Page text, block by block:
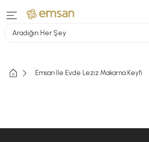
Aradığın Her Şey
Emsan İle Evde Leziz Makarna Keyfi